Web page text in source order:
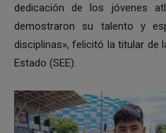
dedicación de los jóvenes
demostraron su talento y
disciplinas», felicitó la titular de
Estado (SEE).